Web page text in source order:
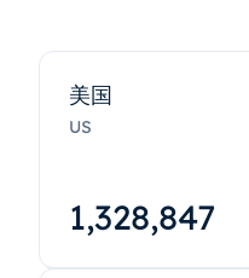
美国
US
1,328,848